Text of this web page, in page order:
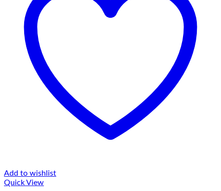
Add to wishlist
Quick View